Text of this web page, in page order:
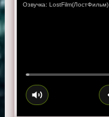
Озвучка: LostFilm(ЛостФильм)